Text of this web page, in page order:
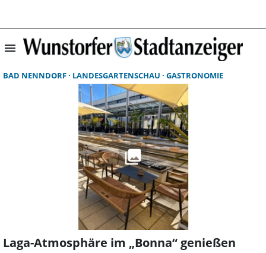
menu
BAD NENNDORF LANDESGARTENSCHAU GASTRONOMIE
Laga-Atmosphäre im „Bonna“ genießen